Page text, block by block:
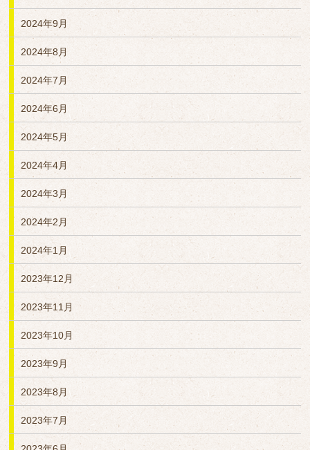
2024年9月
2024年8月
2024年7月
2024年6月
2024年5月
2024年4月
2024年3月
2024年2月
2024年1月
2023年12月
2023年11月
2023年10月
2023年9月
2023年8月
2023年7月